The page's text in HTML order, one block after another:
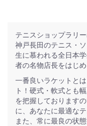
テニスショップラリ
神戸長田のテニス・
生に慕われる全日本
者の名物店長をはじ
一番良いラケットと
ト！硬式・軟式とも
を把握しております
に、あなたに最適な
また、常に最良の状